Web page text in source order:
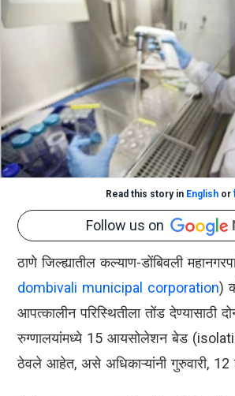
Read this story in English or
Follow us on
ठाणे जिल्ह्यातील कल्याण-डोंबिवली
dombivali municipal corporation)
आपत्कालीन परिस्थितीला तोंड देण्यासाठी
रुग्णालयांमध्ये 15 आयसोलेशन बेड
ठेवले आहेत, असे अधिकाऱ्यांनी गुरुवारी, 12